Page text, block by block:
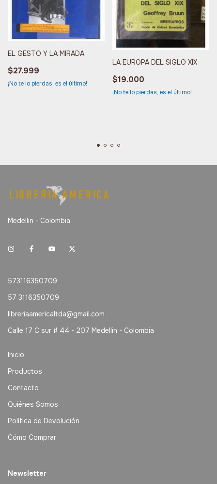
EL GESTO Y LA MIRADA
$27.999
¡No te lo pierdas, es el último!
LA EUROPA DEL SIGLO XIX
$19.000
¡No te lo pierdas, es el último!
Medellin - Colombia
573116350709
57 3116350709
libreriaamericaltda@gmail.com
Calle 17 C sur # 44 - 207 Medellin - Colombia
Inicio
Productos
Contacto
Quiénes Somos
Política de Devolución
Cómo Comprar
Newsletter